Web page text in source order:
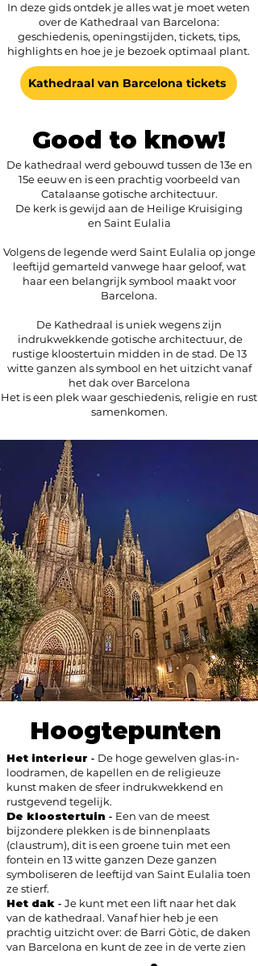
In deze gids ontdek je alles wat je moet weten
over de Kathedraal van Barcelona:
geschiedenis, openingstijden, tickets, tips,
highlights en hoe je je bezoek optimaal plant.
Kathedraal van Barcelona tickets
Good to know!
De kathedraal werd gebouwd tussen de 13e en
15e eeuw en is een prachtig voorbeeld van
Catalaanse gotische architectuur.
De kerk is gewijd aan de Heilige Kruisiging
en Saint Eulalia
Volgens de legende werd Saint Eulalia op jonge
leeftijd gemarteld vanwege haar geloof, wat
haar een belangrijk symbool maakt voor
Barcelona.
De Kathedraal is uniek wegens zijn
indrukwekkende gotische architectuur, de
rustige kloostertuin midden in de stad. De 13
witte ganzen als symbool en het uitzicht vanaf
het dak over Barcelona
Het is een plek waar geschiedenis, religie en rust
samenkomen.
Hoogtepunten
Het interieur - De hoge gewelven glas-in-
loodramen, de kapellen en de religieuze
kunst maken de sfeer indrukwekkend en
rustgevend tegelijk.
De kloostertuin - Een van de meest
bijzondere plekken is de binnenplaats
(claustrum), dit is een groene tuin met een
fontein en 13 witte ganzen Deze ganzen
symboliseren de leeftijd van Saint Eulalia toen
ze stierf.
Het dak - Je kunt met een lift naar het dak
van de kathedraal. Vanaf hier heb je een
prachtig uitzicht over: de Barri Gòtic, de daken
van Barcelona en kunt de zee in de verte zien